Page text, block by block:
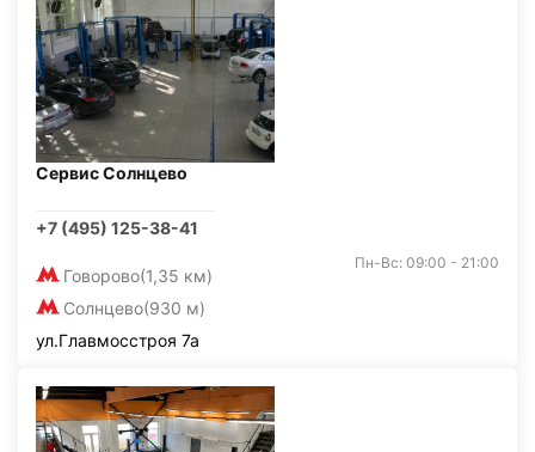
Сервис Солнцево
+7 (495) 125-38-41
Говорово(1,35 км)
Солнцево(930 м)
Пн-Вс: 09:00 - 21:00
ул.Главмосстроя 7а